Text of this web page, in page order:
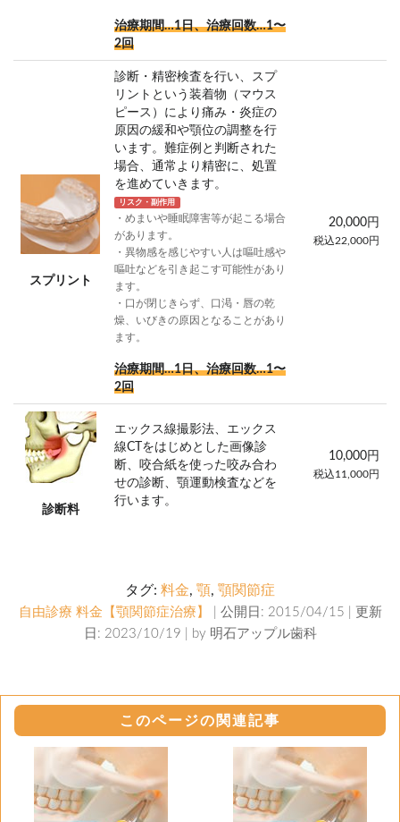
治療期間…1日、治療回数…1〜
2回
スプリント
診断・精密検査を行い、スプ
リントという装着物（マウス
ピース）により痛み・炎症の
原因の緩和や顎位の調整を行
います。難症例と判断された
場合、通常より精密に、処置
を進めていきます。
リスク・副作用
・めまいや睡眠障害等が起こる場合
があります。
・異物感を感じやすい人は嘔吐感や
嘔吐などを引き起こす可能性があり
ます。
・口が閉じきらず、口渇・唇の乾
燥、いびきの原因となることがあり
ます。
治療期間…1日、治療回数…1〜
2回
20,000円
税込22,000円
診断料
エックス線撮影法、エックス
線CTをはじめとした画像診
断、咬合紙を使った咬み合わ
せの診断、顎運動検査などを
行います。
10,000円
税込11,000円
タグ: 料金, 顎, 顎関節症
自由診療 料金【顎関節症治療】
| 公開日: 2015/04/15 | 更新
日: 2023/10/19 | by 明石アップル歯科
このページの関連記事